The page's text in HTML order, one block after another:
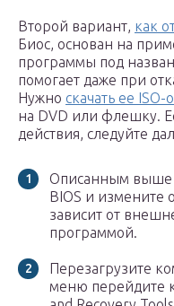
Второй вариант, как
Биос, основан на
программы под
помогает даже при
Нужно скачать ее ISO-
на DVD или флешку.
действия, следуйте
Описанным выше
BIOS и измените
зависит от
программой.
Перезагрузите
меню перейдите